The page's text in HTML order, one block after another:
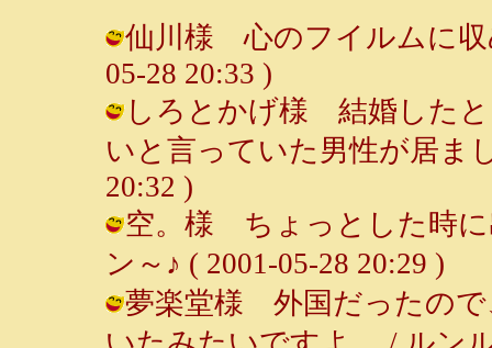
仙川様 心のフイルムに収
05-28 20:33 )
しろとかげ様 結婚したと
いと言っていた男性が居ま
20:32 )
空。様 ちょっとした時に
ン～♪ ( 2001-05-28 20:29 )
夢楽堂様 外国だったので